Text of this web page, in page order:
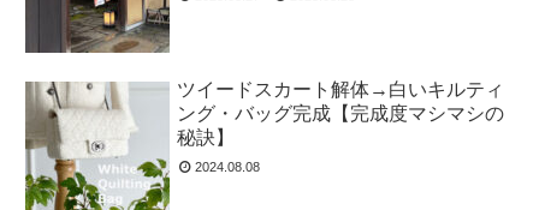
ツイードスカート解体→白いキルティ
ング・バッグ完成【完成度マシマシの
秘訣】
2024.08.08